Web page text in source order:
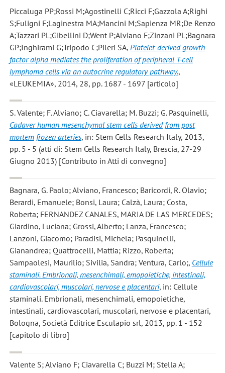
Piccaluga PP;Rossi M;Agostinelli C;Ricci F;Gazzola A;Righi
S;Fuligni F;Laginestra MA;Mancini M;Sapienza MR;De Renzo
A;Tazzari PL;Gibellini D;Went P;Alviano F;Zinzani PL;Bagnara
GP;Inghirami G;Tripodo C;Pileri SA, Platelet-derived growth
factor alpha mediates the proliferation of peripheral T-cell
lymphoma cells via an autocrine regulatory pathway.,
«LEUKEMIA», 2014, 28, pp. 1687 - 1697 [articolo]
S. Valente; F. Alviano; C. Ciavarella; M. Buzzi; G. Pasquinelli,
Cadaver human mesenchymal stem cells derived from post
mortem frozen arteries, in: Stem Cells Research Italy, 2013,
pp. 5 - 5 (atti di: Stem Cells Research Italy, Brescia, 27-29
Giugno 2013) [Contributo in Atti di convegno]
Bagnara, G. Paolo; Alviano, Francesco; Baricordi, R. Olavio;
Berardi, Emanuele; Bonsi, Laura; Calzà, Laura; Costa,
Roberta; FERNANDEZ CANALES, MARIA DE LAS MERCEDES;
Giardino, Luciana; Grossi, Alberto; Lanza, Francesco;
Lanzoni, Giacomo; Paradisi, Michela; Pasquinelli,
Gianandrea; Quattrocelli, Mattia; Rizzo, Roberta;
Sampaolesi, Maurilio; Sivilia, Sandra; Ventura, Carlo;, Cellule
staminali. Embrionali, mesenchimali, emopoietiche, intestinali,
cardiovascolari, muscolari, nervose e placentari, in: Cellule
staminali. Embrionali, mesenchimali, emopoietiche,
intestinali, cardiovascolari, muscolari, nervose e placentari,
Bologna, Società Editrice Esculapio srl, 2013, pp. 1 - 152
[capitolo di libro]
Valente S; Alviano F; Ciavarella C; Buzzi M; Stella A;